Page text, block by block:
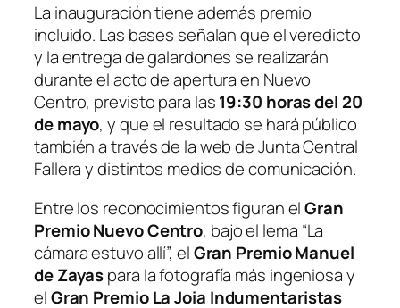
La inauguración tiene además premio
incluido. Las bases señalan que el veredicto
y la entrega de galardones se realizarán
durante el acto de apertura en Nuevo
Centro, previsto para las19:30 horas del 20
de mayo, y que el resultado se hará público
también a través de la web de Junta Central
Fallera y distintos medios de comunicación.
Entre los reconocimientos figuran elGran
Premio Nuevo Centro, bajo el lema “La
cámara estuvo allí”, elGran Premio Manuel
de Zayaspara la fotografía más ingeniosa y
elGran Premio La Joia Indumentaristas